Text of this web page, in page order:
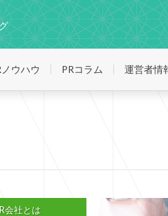
ノウハウ PRコラム 運営者情
会社とは